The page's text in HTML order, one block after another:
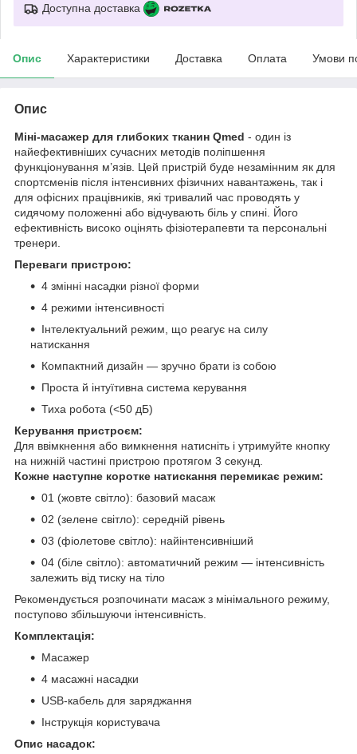
Доступна доставка
Опис Характеристики Доставка Оплата Умови
Опис
Міні-масажер для глибоких тканин Qmed - один із
найефективніших сучасних методів поліпшення
функціонування м’язів. Цей пристрій буде незамінним як для
спортсменів після інтенсивних фізичних навантажень, так і
для офісних працівників, які тривалий час проводять у
сидячому положенні або відчувають біль у спині. Його
ефективність високо оцінять фізіотерапевти та персональні
тренери.
Переваги пристрою:
4 змінні насадки різної форми
4 режими інтенсивності
Інтелектуальний режим, що реагує на силу
натискання
Компактний дизайн — зручно брати із собою
Проста й інтуїтивна система керування
Тиха робота (<50 дБ)
Керування пристроєм:
Для ввімкнення або вимкнення натисніть і утримуйте кнопку
на нижній частині пристрою протягом 3 секунд.
Кожне наступне коротке натискання перемикає режим:
01 (жовте світло): базовий масаж
02 (зелене світло): середній рівень
03 (фіолетове світло): найінтенсивніший
04 (біле світло): автоматичний режим — інтенсивність
залежить від тиску на тіло
Рекомендується розпочинати масаж з мінімального режиму,
поступово збільшуючи інтенсивність.
Комплектація:
Масажер
4 масажні насадки
USB-кабель для заряджання
Інструкція користувача
Опис насадок: